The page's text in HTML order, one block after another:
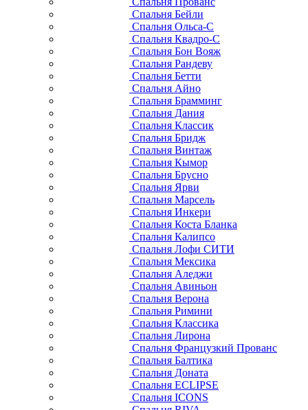
Спальня Бейли
Спальня Ольса-С
Спальня Квадро-С
Спальня Бон Вояж
Спальня Рандеву
Спальня Бетти
Спальня Айно
Спальня Брамминг
Спальня Дания
Спальня Классик
Спальня Бридж
Спальня Винтаж
Спальня Кымор
Спальня Брусно
Спальня Ярви
Спальня Марсель
Спальня Инкери
Спальня Коста Бланка
Спальня Калипсо
Спальня Лофи СИТИ
Спальня Мексика
Спальня Аледжи
Спальня Авиньон
Спальня Верона
Спальня Римини
Спальня Классика
Спальня Лирона
Спальня Французкий Прованс
Спальня Балтика
Спальня Доната
Спальня ECLIPSE
Спальня ICONS